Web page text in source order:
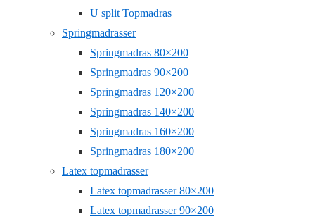
U split Topmadras
Springmadrasser
Springmadras 80×200
Springmadras 90×200
Springmadras 120×200
Springmadras 140×200
Springmadras 160×200
Springmadras 180×200
Latex topmadrasser
Latex topmadrasser 80×200
Latex topmadrasser 90×200